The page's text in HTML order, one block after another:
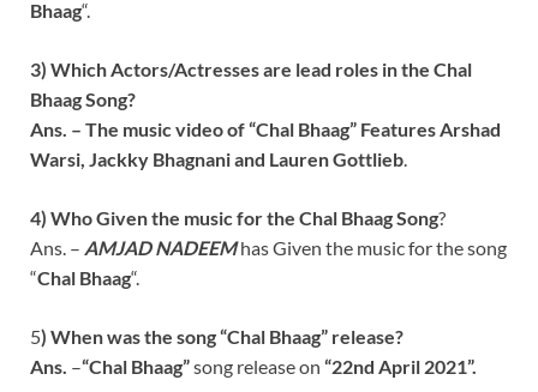
Bhaag“.
3) Which Actors/Actresses are lead roles in the Chal
Bhaag Song?
Ans. – The music video of “Chal Bhaag” FeaturesArshad
Warsi, Jackky Bhagnani and Lauren Gottlieb.
4) Who Given the music for the Chal BhaagSong?
Ans. – AMJAD NADEEMhas Given the music for the song
“Chal Bhaag“.
5) When was the song “Chal Bhaag” release?
Ans. –“Chal Bhaag”song release on “22nd April 2021”.